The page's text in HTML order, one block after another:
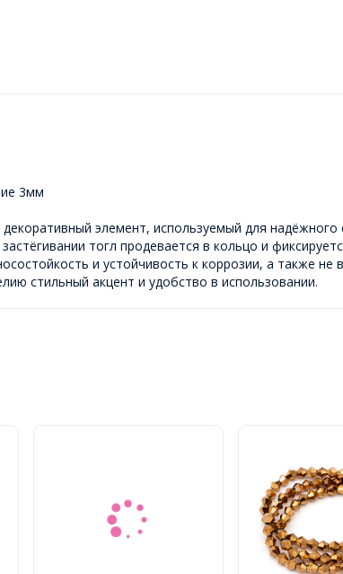
3мм
элемент, используемый для надёжного
тогл продевается в кольцо и
и устойчивость к коррозии, а также не
стильный акцент и удобство в использовании.